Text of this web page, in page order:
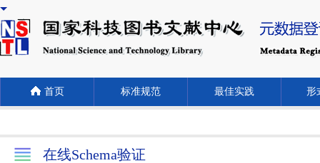
首页 标准规范 最佳实践 形
在线Schema验证